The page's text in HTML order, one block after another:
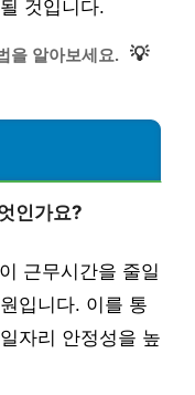
것입니다.
을 알아보세요. 💡
인가요?
근무시간을 줄일
입니다. 이를 통
자리 안정성을 높